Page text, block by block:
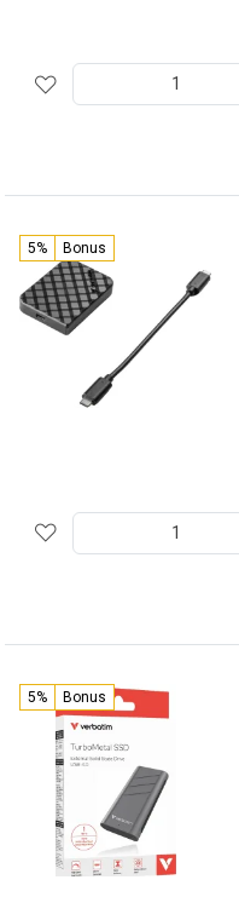
5% Bonus
5% Bonus